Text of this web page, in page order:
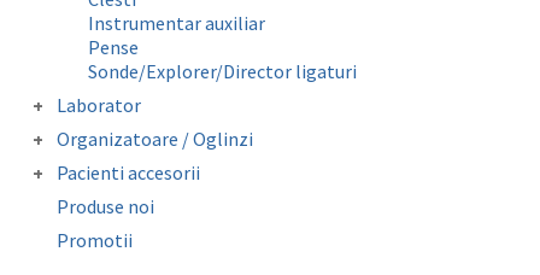
Instrumentar auxiliar
Pense
Sonde/Explorer/Director ligaturi
Laborator
Accesorii laborator
Folii copolyester / polypropylene /
Mouthguard Soft EVA
Surub expansiune
Organizatoare / Oglinzi
Oglinzi fotografie
Organizatoare
Pacienti accesorii
Ceara ortodontica
Cutie depozitare aparat mobil
Protectie bracketi
Produse noi
Promotii